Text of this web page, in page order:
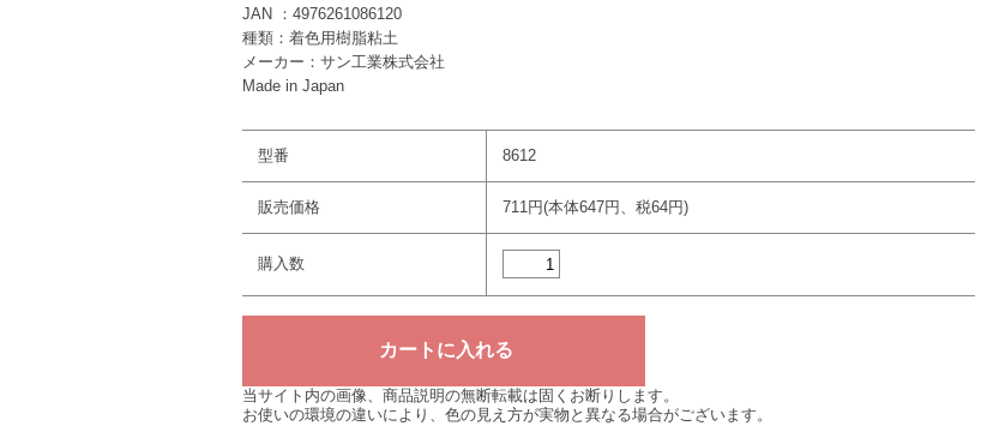
JAN ：4976261086120
種類：着色用樹脂粘土
メーカー：サン工業株式会社
Made in Japan
型番 8612
販売価格 711円(本体647円、税64円)
購入数
当サイト内の画像、商品説明の無断転載は固くお断りします。
お使いの環境の違いにより、色の見え方が実物と異なる場合がございます。